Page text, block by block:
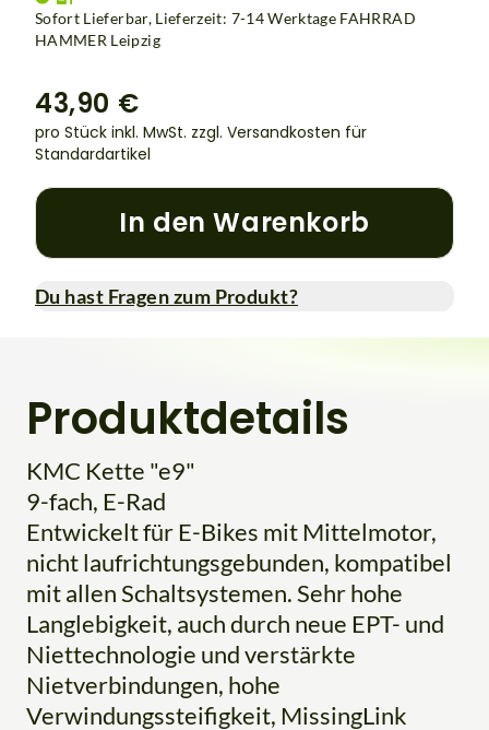
Sofort Lieferbar, Lieferzeit: 7-14 Werktage FAHRRAD
HAMMER Leipzig
43,90 €
pro Stück inkl. MwSt. zzgl. Versandkosten für
Standardartikel
In den Warenkorb
Du hast Fragen zum Produkt?
Produktdetails
KMC Kette "e9"
9-fach, E-Rad
Entwickelt für E-Bikes mit Mittelmotor,
nicht laufrichtungsgebunden, kompatibel
mit allen Schaltsystemen. Sehr hohe
Langlebigkeit, auch durch neue EPT- und
Niettechnologie und verstärkte
Nietverbindungen, hohe
Verwindungssteifigkeit, MissingLink